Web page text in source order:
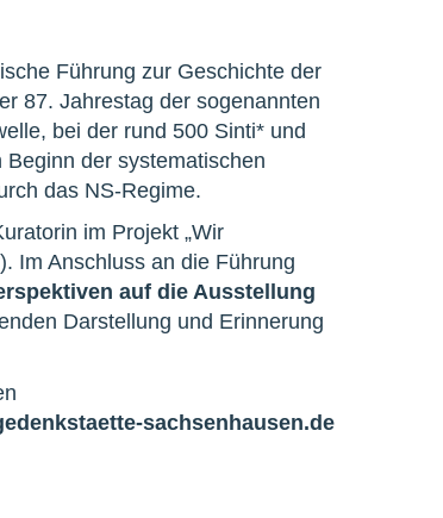
Führung zur Geschichte der
87. Jahrestag der sogenannten
bei der rund 500 Sinti* und
der systematischen
das NS-Regime.
im Projekt „Wir
Im Anschluss an die Führung
auf die Ausstellung
Darstellung und Erinnerung
sachsenhausen.de